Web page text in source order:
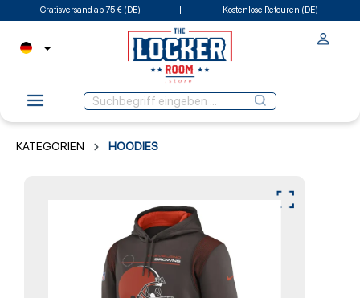
Gratisversand ab 75 € (DE) Kostenlose Retouren (DE)
KATEGORIEN HOODIES